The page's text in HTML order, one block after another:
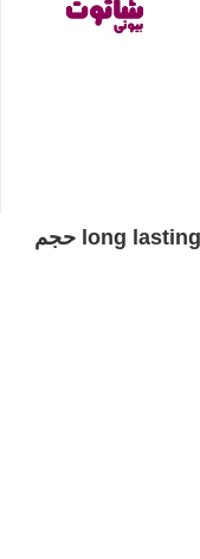
کرم پودر کالیستا مدل long lasting and matt حجم